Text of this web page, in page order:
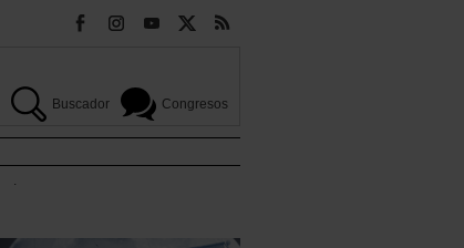
Buscador Congresos
.